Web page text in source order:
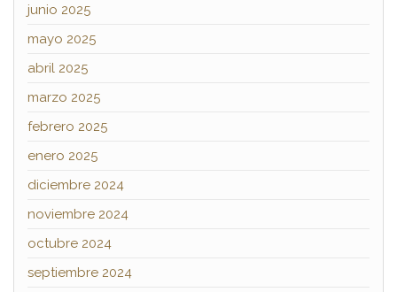
junio 2025
mayo 2025
abril 2025
marzo 2025
febrero 2025
enero 2025
diciembre 2024
noviembre 2024
octubre 2024
septiembre 2024